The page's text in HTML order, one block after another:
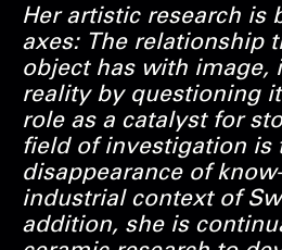
Her artistic research is
axes: The relationship
object has with image,
reality by questioning
role as a catalyst for
field of investigation is
disappearance of
industrial context of
addition, she is